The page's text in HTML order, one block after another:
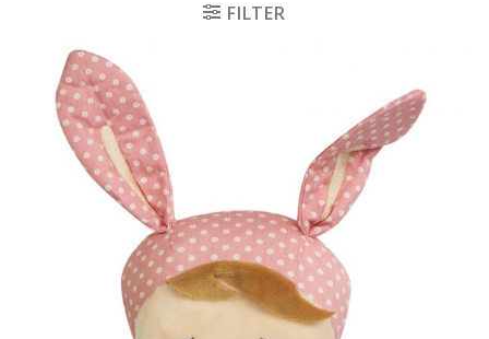
FILTER